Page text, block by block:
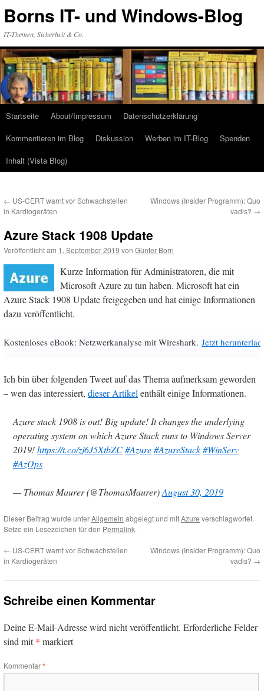
Inhalt
Borns IT- und Windows-Blog
IT-Themen, Sicherheit & Co.
Startseite About/Impressum
Datenschutzerklärung
Kommentieren im Blog
Diskussion Werben im IT-Blog
Spenden
Inhalt (Vista Blog)
← US-CERT warnt vor Schwachstellen
in Kardiogeräten
Windows (Insider Programm): Quo
vadis? →
Azure Stack 1908 Update
Veröffentlicht am 1. September 2019 von Günter Born
Kurze Information für Administratoren, die mit
Microsoft Azure zu tun haben. Microsoft hat ein
Azure Stack 1908 Update freigegeben und hat einige Informationen
dazu veröffentlicht.
Kostenloses eBook: Netzwerkanalyse mit Wireshark. Jetzt
Ich bin über folgenden Tweet auf das Thema aufmerksam geworden
– wen das interessiert, dieser Artikelenthält einige Informationen.
Azure stack 1908 is out! Big update! It changes the underlying
operating system on which Azure Stack runs to Windows Server
2019!https://t.co/zj6J5XtbZC#Azure#AzureStack#WinServ
#AzOps
— Thomas Maurer (@ThomasMaurer)August 30, 2019
Dieser Beitrag wurde unterAllgemein abgelegt und mitAzure verschlagwortet.
Setze ein Lesezeichen für den Permalink.
← US-CERT warnt vor Schwachstellen
in Kardiogeräten
Windows (Insider Programm): Quo
vadis? →
Schreibe einen Kommentar
Deine E-Mail-Adresse wird nicht veröffentlicht. Erforderliche Felder
sind mit* markiert
Kommentar*